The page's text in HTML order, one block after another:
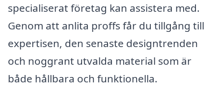
specialiserat företag kan assistera med.
Genom att anlita proffs får du tillgång till
expertisen, den senaste designtrenden
och noggrant utvalda material som är
både hållbara och funktionella.